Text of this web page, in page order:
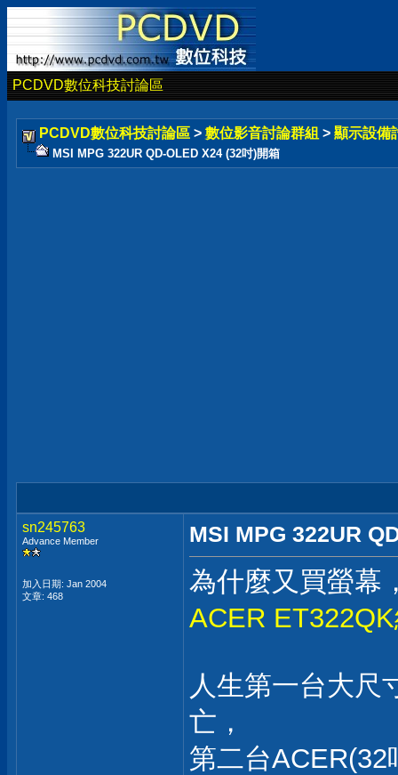
PCDVD數位科技討論區
PCDVD數位科技討論區 > 數位影音討論群組 > 顯示設備
MSI MPG 322UR QD-OLED X24 (32吋)開箱
sn245763
Advance Member
加入日期: Jan 2004
文章: 468
MSI MPG 322UR
為什麼又買螢幕
ACER
人生第一台大尺
亡，
第二台